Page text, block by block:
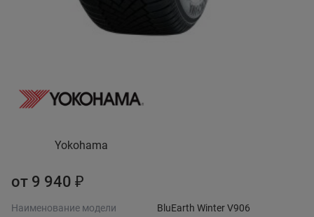
Yokohama
от 9 940 ₽
Наименование модели BluEarth Winter V906